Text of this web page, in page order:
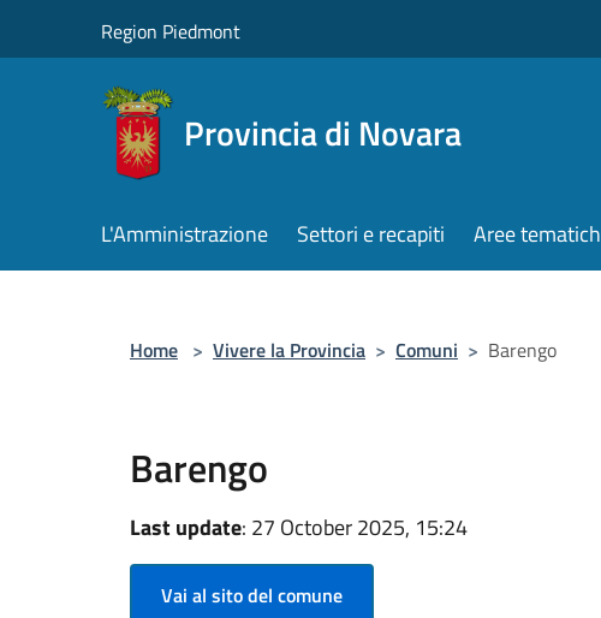
Region Piedmont
Provincia di Novara
L'Amministrazione Settori e recapiti Aree
Home > Vivere la Provincia > Comuni > Barengo
Barengo
Last update: 27 October 2025, 15:24
Vai al sito del comune